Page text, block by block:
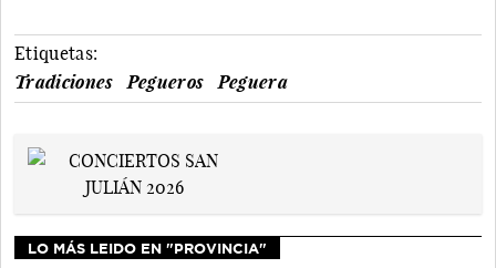
Etiquetas:
Tradiciones
Pegueros Peguera
LO MÁS LEIDO EN "PROVINCIA"